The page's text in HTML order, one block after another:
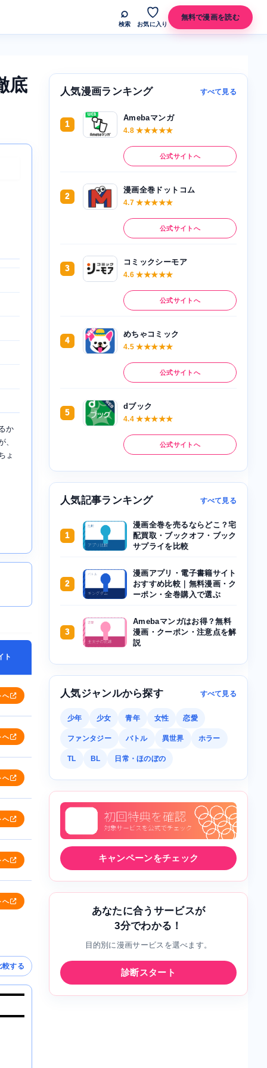
⌕
検索
♡
お気に入り
無料で漫画を読む
底
か
、
ょ
ト
へ
へ
へ
へ
へ
へ
較する
人気漫画ランキング すべて見る
1
Amebaマンガ
4.8 ★★★★★
公式サイトへ
2
漫画全巻ドットコム
4.7 ★★★★★
公式サイトへ
3
コミックシーモア
4.6 ★★★★★
公式サイトへ
4
めちゃコミック
4.5 ★★★★★
公式サイトへ
5
dブック
4.4 ★★★★★
公式サイトへ
人気記事ランキング すべて見る
1
漫画全巻を売るならどこ？宅
配買取・ブックオフ・ブック
サプライを比較
2
漫画アプリ・電子書籍サイト
おすすめ比較｜無料漫画・ク
ーポン・全巻購入で選ぶ
3
Amebaマンガはお得？無料
漫画・クーポン・注意点を解
説
人気ジャンルから探す すべて見る
少年 少女 青年 女性 恋愛
ファンタジー バトル 異世界 ホラー
TL BL 日常・ほのぼの
キャンペーンをチェック
あなたに合うサービスが
3分でわかる！
目的別に漫画サービスを選べます。
診断スタート